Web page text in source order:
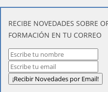
​RECIBE NOVEDADES SOBRE
FORMACIÓN EN TU CORREO